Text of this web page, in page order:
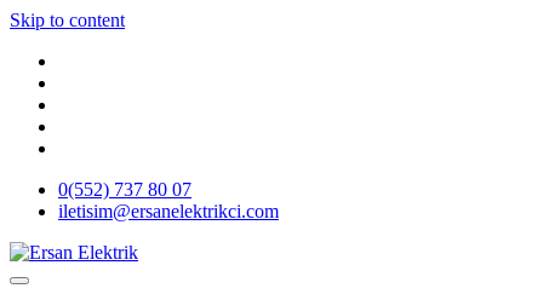
Skip to content
0(552) 737 80 07
iletisim@ersanelektrikci.com